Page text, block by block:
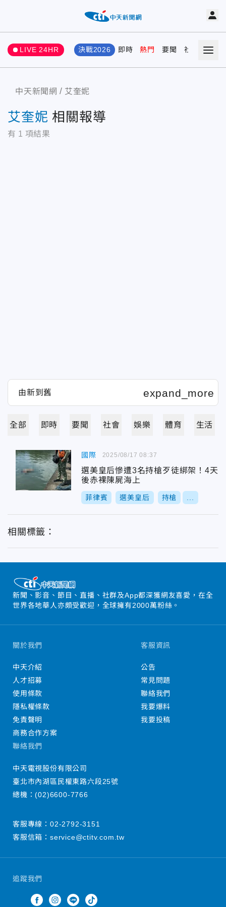
LIVE 24HR 決戰2026 即時 熱門 要聞 社會 娛樂
中天新聞網 艾奎妮
艾奎妮 相關報導
有 1 項結果
全部 即時 要聞 社會 娛樂 體育 生活
國際
選美皇后慘遭3名持槍歹徒綁架！4天
後赤裸陳屍海上
菲律賓 選美皇后 持槍
2025/08/17 08:37
相關標籤：
新聞、影音、節目、直播、社群及App都深獲網友喜愛，在全
世界各地華人亦頗受歡迎，全球擁有2000萬粉絲。
追蹤我們
關於我們
中天介紹
人才招募
使用條款
隱私權條款
免責聲明
商務合作方案
客服資訊
公告
常見問題
聯絡我們
我要爆料
我要投稿
聯絡我們
中天電視股份有限公司
臺北市內湖區民權東路六段25號
總機：(02)6600-7766
客服專線： 02-2792-3151
客服信箱： service@ctitv.com.tw